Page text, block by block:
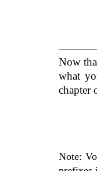
Now
what
chapter
Note: